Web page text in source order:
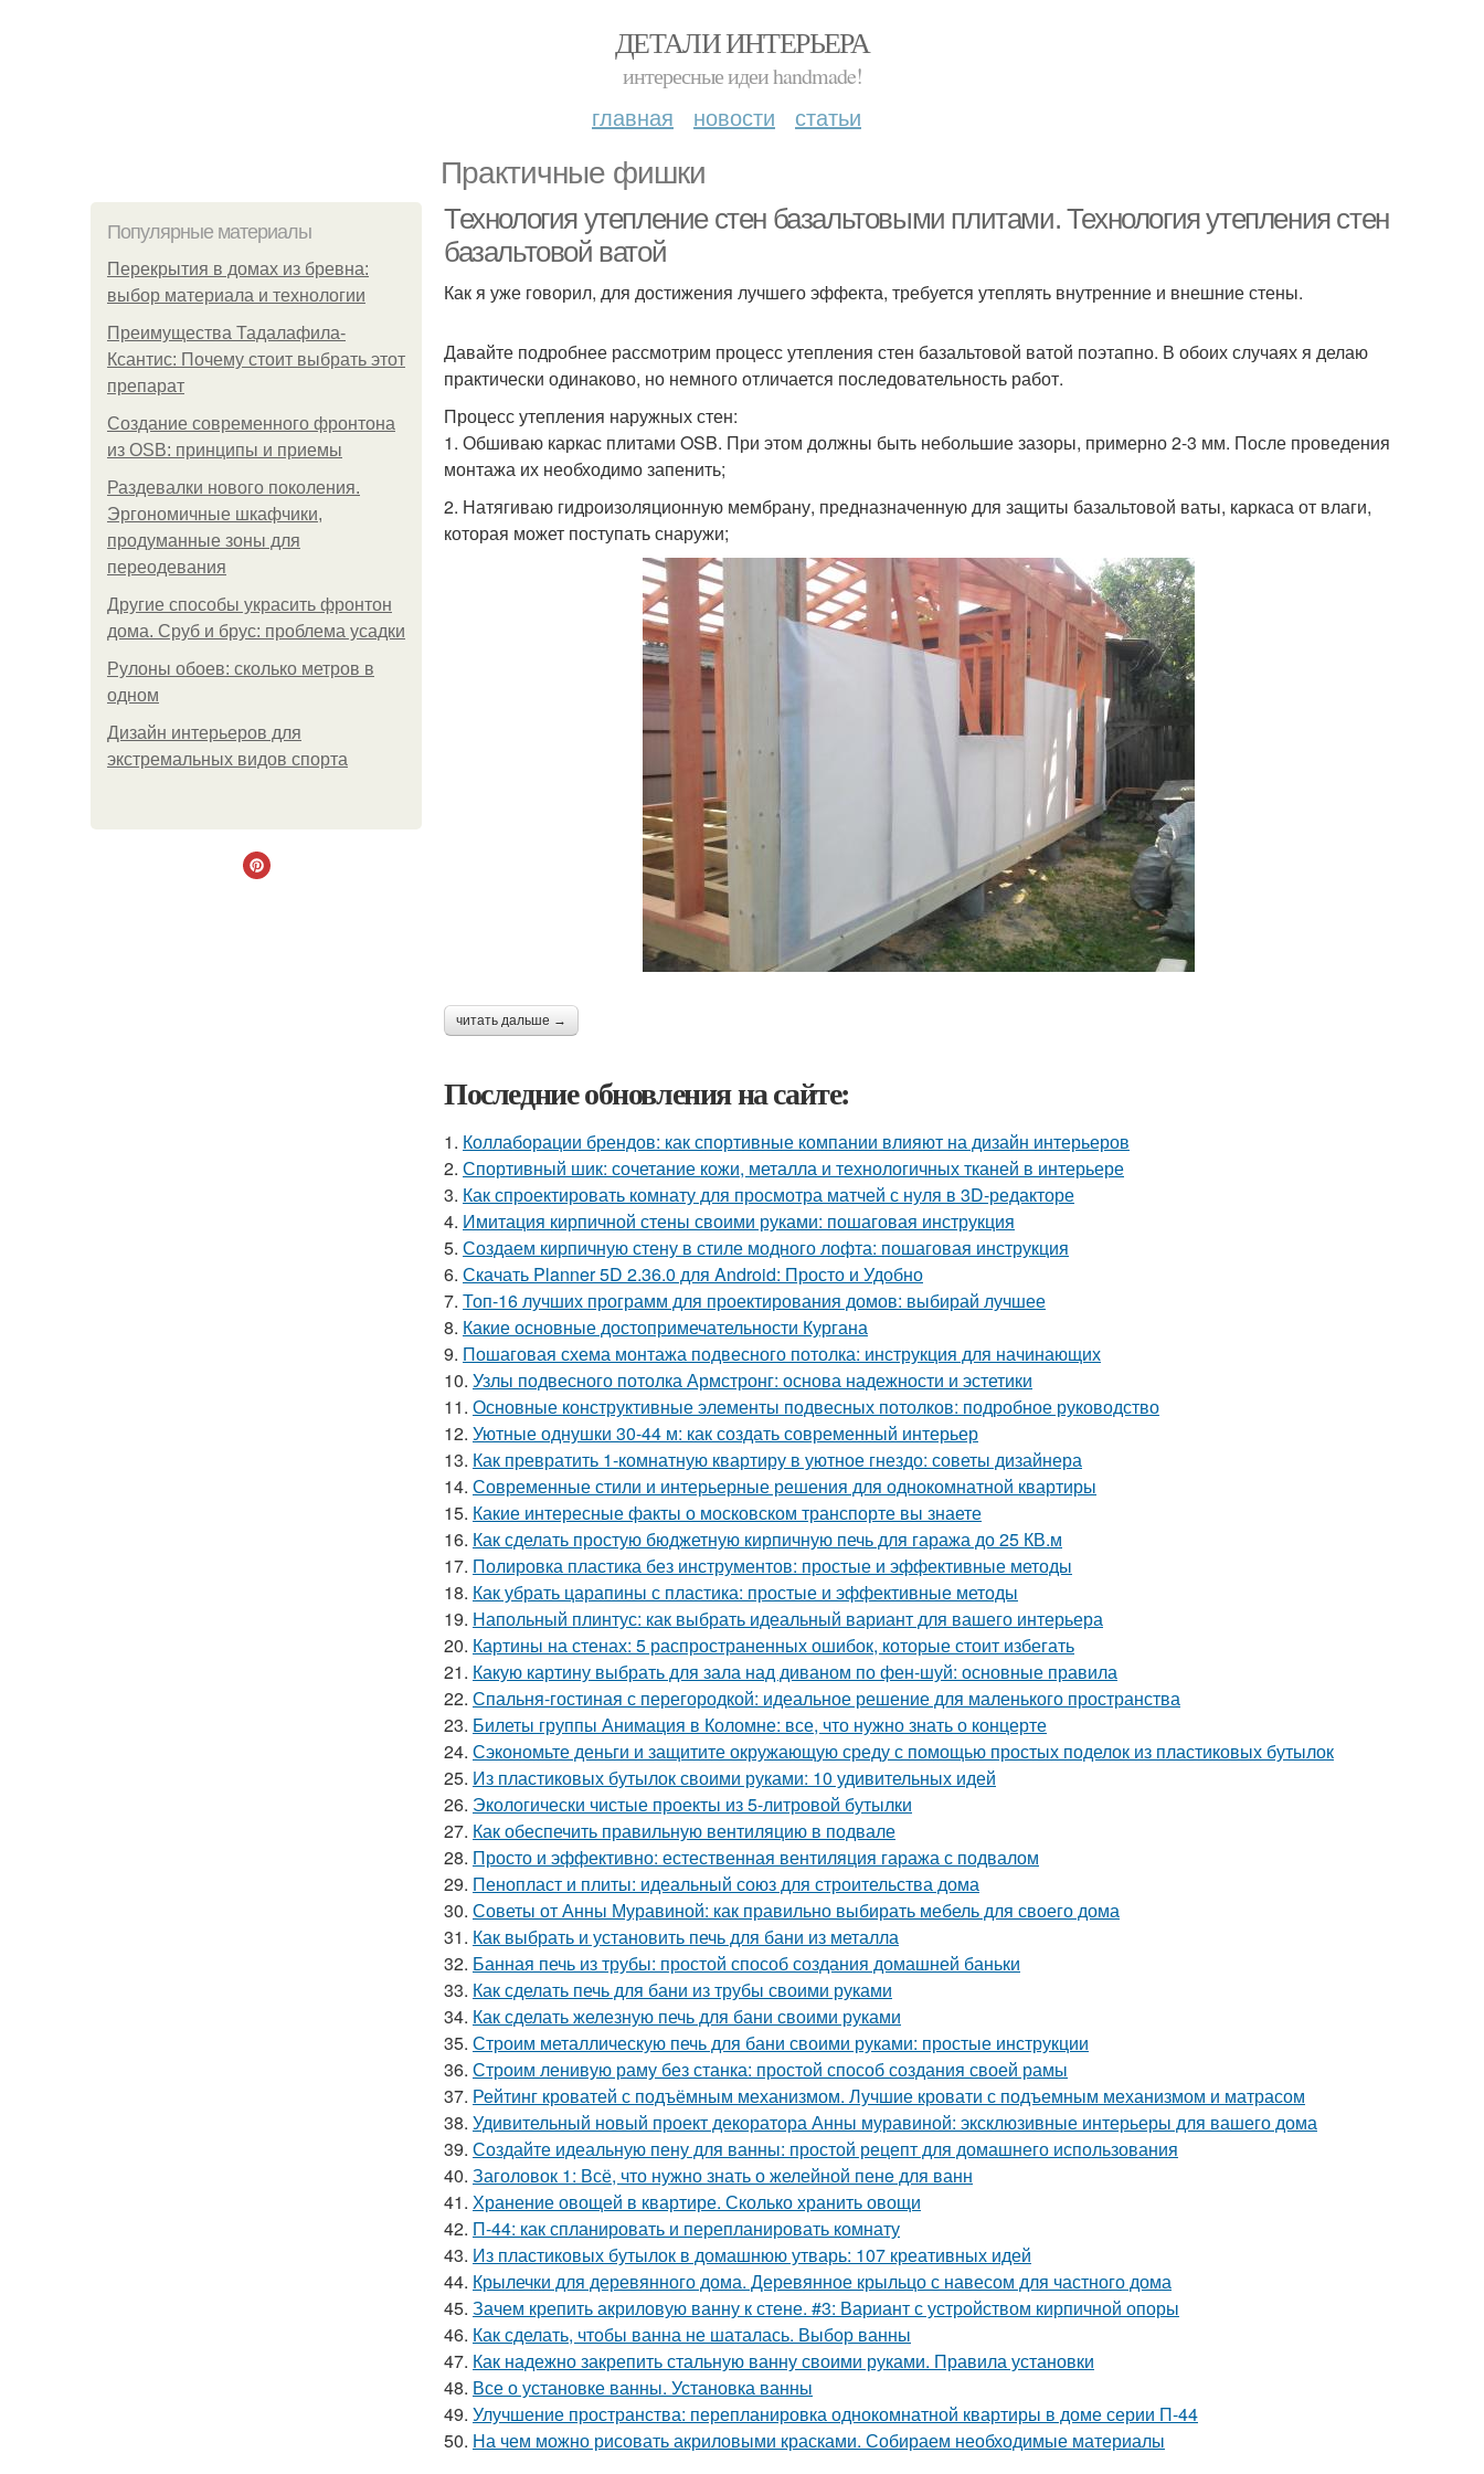
ДЕТАЛИ ИНТЕРЬЕРА
интересные идеи handmade!
главная новости статьи
Практичные фишки
Популярные материалы
Перекрытия в домах из бревна:
выбор материала и технологии
Преимущества Тадалафила-
Ксантис: Почему стоит выбрать этот
препарат
Создание современного фронтона
из OSB: принципы и приемы
Раздевалки нового поколения.
Эргономичные шкафчики,
продуманные зоны для
переодевания
Другие способы украсить фронтон
дома. Сруб и брус: проблема усадки
Рулоны обоев: сколько метров в
одном
Дизайн интерьеров для
экстремальных видов спорта
Технология утепление стен базальтовыми плитами. Технология утепления стен
базальтовой ватой
Как я уже говорил, для достижения лучшего эффекта, требуется утеплять внутренние и внешние стены.
Давайте подробнее рассмотрим процесс утепления стен базальтовой ватой поэтапно. В обоих случаях я делаю
практически одинаково, но немного отличается последовательность работ.
Процесс утепления наружных стен:
1. Обшиваю каркас плитами OSB. При этом должны быть небольшие зазоры, примерно 2-3 мм. После проведения
монтажа их необходимо запенить;
2. Натягиваю гидроизоляционную мембрану, предназначенную для защиты базальтовой ваты, каркаса от влаги,
которая может поступать снаружи;
читать дальше →
Последние обновления на сайте:
1. Коллаборации брендов: как спортивные компании влияют на дизайн интерьеров
2. Спортивный шик: сочетание кожи, металла и технологичных тканей в интерьере
3. Как спроектировать комнату для просмотра матчей с нуля в 3D-редакторе
4. Имитация кирпичной стены своими руками: пошаговая инструкция
5. Создаем кирпичную стену в стиле модного лофта: пошаговая инструкция
6. Скачать Planner 5D 2.36.0 для Android: Просто и Удобно
7. Топ-16 лучших программ для проектирования домов: выбирай лучшее
8. Какие основные достопримечательности Кургана
9. Пошаговая схема монтажа подвесного потолка: инструкция для начинающих
10. Узлы подвесного потолка Армстронг: основа надежности и эстетики
11. Основные конструктивные элементы подвесных потолков: подробное руководство
12. Уютные однушки 30-44 м: как создать современный интерьер
13. Как превратить 1-комнатную квартиру в уютное гнездо: советы дизайнера
14. Современные стили и интерьерные решения для однокомнатной квартиры
15. Какие интересные факты о московском транспорте вы знаете
16. Как сделать простую бюджетную кирпичную печь для гаража до 25 КВ.м
17. Полировка пластика без инструментов: простые и эффективные методы
18. Как убрать царапины с пластика: простые и эффективные методы
19. Напольный плинтус: как выбрать идеальный вариант для вашего интерьера
20. Картины на стенах: 5 распространенных ошибок, которые стоит избегать
21. Какую картину выбрать для зала над диваном по фен-шуй: основные правила
22. Спальня-гостиная с перегородкой: идеальное решение для маленького пространства
23. Билеты группы Анимация в Коломне: все, что нужно знать о концерте
24. Сэкономьте деньги и защитите окружающую среду с помощью простых поделок из пластиковых бутылок
25. Из пластиковых бутылок своими руками: 10 удивительных идей
26. Экологически чистые проекты из 5-литровой бутылки
27. Как обеспечить правильную вентиляцию в подвале
28. Просто и эффективно: естественная вентиляция гаража с подвалом
29. Пенопласт и плиты: идеальный союз для строительства дома
30. Советы от Анны Муравиной: как правильно выбирать мебель для своего дома
31. Как выбрать и установить печь для бани из металла
32. Банная печь из трубы: простой способ создания домашней баньки
33. Как сделать печь для бани из трубы своими руками
34. Как сделать железную печь для бани своими руками
35. Строим металлическую печь для бани своими руками: простые инструкции
36. Строим ленивую раму без станка: простой способ создания своей рамы
37. Рейтинг кроватей с подъёмным механизмом. Лучшие кровати с подъемным механизмом и матрасом
38. Удивительный новый проект декоратора Анны муравиной: эксклюзивные интерьеры для вашего дома
39. Создайте идеальную пену для ванны: простой рецепт для домашнего использования
40. Заголовок 1: Всё, что нужно знать о желейной пенe для ванн
41. Хранение овощей в квартире. Сколько хранить овощи
42. П-44: как спланировать и перепланировать комнату
43. Из пластиковых бутылок в домашнюю утварь: 107 креативных идей
44. Крылечки для деревянного дома. Деревянное крыльцо с навесом для частного дома
45. Зачем крепить акриловую ванну к стене. #3: Вариант с устройством кирпичной опоры
46. Как сделать, чтобы ванна не шаталась. Выбор ванны
47. Как надежно закрепить стальную ванну своими руками. Правила установки
48. Все о установке ванны. Установка ванны
49. Улучшение пространства: перепланировка однокомнатной квартиры в доме серии П-44
50. На чем можно рисовать акриловыми красками. Собираем необходимые материалы